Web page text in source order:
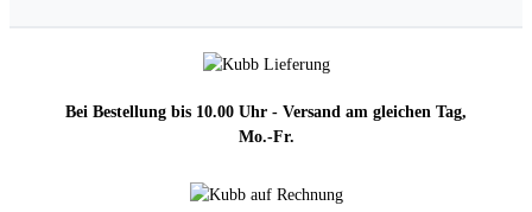
Bei Bestellung bis 10.00 Uhr - Versand am gleichen Tag,
Mo.-Fr.